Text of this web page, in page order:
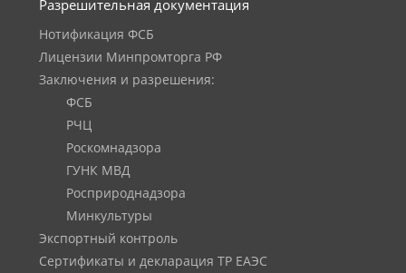
Разрешительная документация
Нотификация ФСБ
Лицензии Минпромторга РФ
Заключения и разрешения:
ФСБ
РЧЦ
Роскомнадзора
ГУНК МВД
Росприроднадзора
Минкультуры
Экспортный контроль
Сертификаты и декларация ТР ЕАЭС